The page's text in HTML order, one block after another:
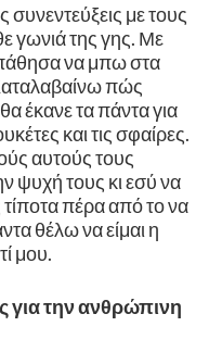
συνεντεύξεις με τους
γωνιά της γης. Με
να μπω στα
πώς
έκανε τα πάντα για
και τις σφαίρες.
αυτούς τους
ψυχή τους κι εσύ να
τίποτα πέρα από το να
θέλω να είμαι η
μου.
για την ανθρώπινη